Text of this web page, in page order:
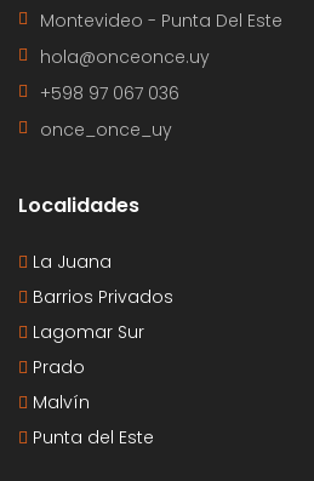
Montevideo - Punta Del Este
hola@onceonce.uy
+598 97 067 036
once_once_uy
Localidades
La Juana
Barrios Privados
Lagomar Sur
Prado
Malvín
Punta del Este